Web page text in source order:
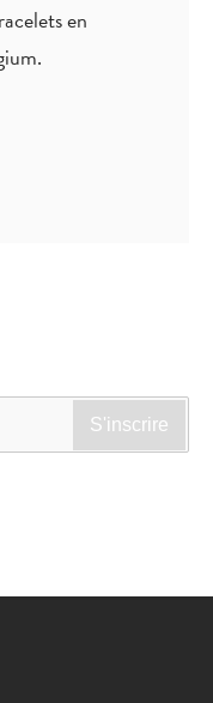
en